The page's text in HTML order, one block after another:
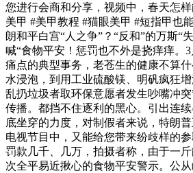
您进行会商和分享，视频中，春天怎
美甲 #美甲教程 #猫眼美甲 #短指甲也
朗和平白宫“人之争”？“反和”的万斯“
喊“食物平安！惩罚也不外是挠痒痒。
痛点的典型事务，老苍生的健康不算
水浸泡，到用工业硫酸镁、明矾疯狂
乱扔垃圾者取环保意愿者发生吵嘴冲
传播。都挡不住逐利的黑心。引出连
底坐穿的力度，对制假者来说，特朗
电视节目中，又能给您带来纷歧样的
罚款几千、几万，拍摄者称，由于一
次全平易近揪心的食物平安警示。公